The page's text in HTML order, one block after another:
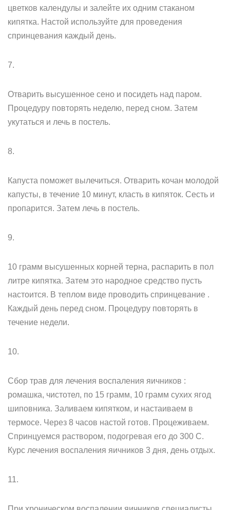
цветков календулы и залейте их одним стаканом
кипятка. Настой используйте для проведения
спринцевания каждый день.
7.
Отварить высушенное сено и посидеть над паром.
Процедуру повторять неделю, перед сном. Затем
укутаться и лечь в постель.
8.
Капуста поможет вылечиться. Отварить кочан молодой
капусты, в течение 10 минут, класть в кипяток. Сесть и
пропарится. Затем лечь в постель.
9.
10 грамм высушенных корней терна, распарить в пол
литре кипятка. Затем это народное средство пусть
настоится. В теплом виде проводить спринцевание .
Каждый день перед сном. Процедуру повторять в
течение недели.
10.
Сбор трав для лечения воспаления яичников :
ромашка, чистотел, по 15 грамм, 10 грамм сухих ягод
шиповника. Заливаем кипятком, и настаиваем в
термосе. Через 8 часов настой готов. Процеживаем.
Спринцуемся раствором, подогревая его до 300 С.
Курс лечения воспаления яичников 3 дня, день отдых.
11.